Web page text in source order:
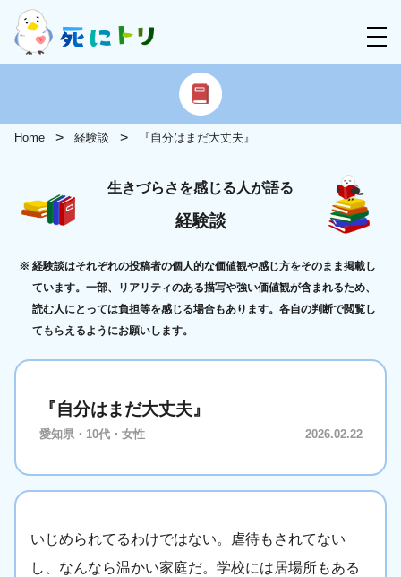
Home 経験談 『自分はまだ大丈夫』
生きづらさを感じる人が語る
経験談
経験談はそれぞれの投稿者の個人的な価値観や感じ方をそのまま掲載し
ています。一部、リアリティのある描写や強い価値観が含まれるため、
読む人にとっては負担等を感じる場合もあります。各自の判断で閲覧し
てもらえるようにお願いします。
『自分はまだ大丈夫』
愛知県・10代・女性 2026.02.22
いじめられてるわけではない。虐待もされてない
し、なんなら温かい家庭だ。学校には居場所もある